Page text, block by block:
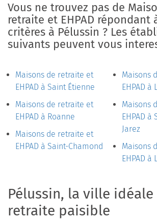
Vous ne trouvez pas de
retraite et EHPAD répondant
critères à Pélussin ? Les
suivants peuvent vous
Maisons de retraite et
EHPAD à Saint Étienne
Maisons de retraite et
EHPAD à Roanne
Maisons de retraite et
EHPAD à Saint-Chamond
Maisons
EHPAD
Maisons
EHPAD
Jarez
Maisons
EHPAD à
Pélussin, la ville
retraite paisible